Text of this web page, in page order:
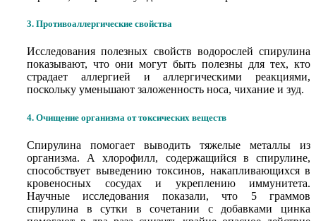
3. Противоаллергические свойства
Исследования полезных свойств водорослей спирулина
показывают, что они могут быть полезны для тех, кто
страдает аллергией и аллергическими реакциями,
поскольку уменьшают заложенность носа, чихание и зуд.
4. Очищение организма от токсических веществ
Спирулина помогает выводить тяжелые металлы из
организма. А хлорофилл, содержащийся в спирулине,
способствует выведению токсинов, накапливающихся в
кровеносных сосудах и укреплению иммунитета.
Научные исследования показали, что 5 граммов
спирулина в сутки в сочетании с добавками цинка